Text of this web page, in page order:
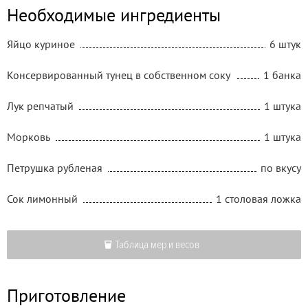
Необходимые ингредиенты
Яйцо куриное 6 штук
Консервированный тунец в собственном соку 1 банка
Лук репчатый 1 штука
Морковь 1 штука
Петрушка рубленая по вкусу
Сок лимонный 1 столовая ложка
Таблица мер и весов
Приготовление